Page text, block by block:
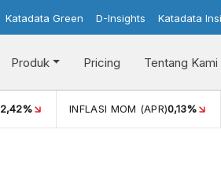
Katadata Green D-Insights Katadata
Produk Pricing Tentang Kami
2,42% INFLASI MOM (APR)0,13%